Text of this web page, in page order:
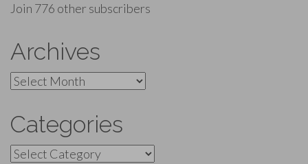
Join 776 other subscribers
Archives
Archives
Categories
Categories